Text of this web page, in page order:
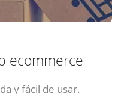
ecommerce
y fácil de usar.